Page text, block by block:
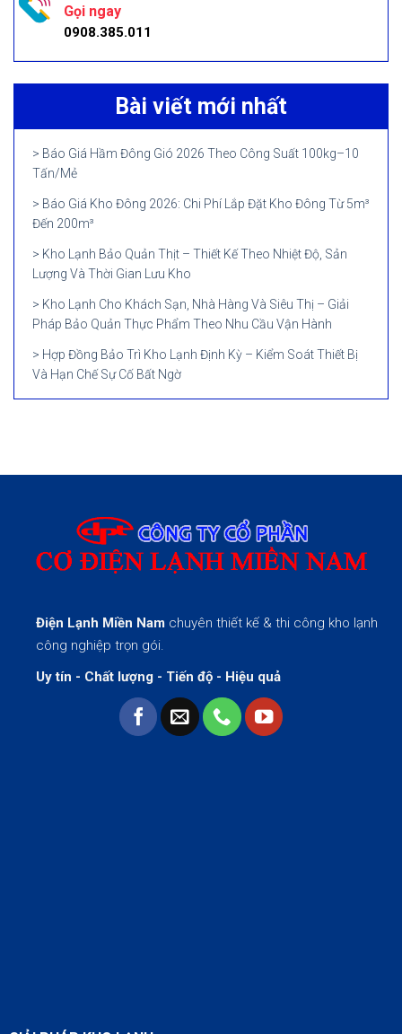
Gọi ngay
0908.385.011
Bài viết mới nhất
Báo Giá Hầm Đông Gió 2026 Theo Công Suất 100kg–10
Tấn/Mẻ
Báo Giá Kho Đông 2026: Chi Phí Lắp Đặt Kho Đông Từ 5m³
Đến 200m³
Kho Lạnh Bảo Quản Thịt – Thiết Kế Theo Nhiệt Độ, Sản
Lượng Và Thời Gian Lưu Kho
Kho Lạnh Cho Khách Sạn, Nhà Hàng Và Siêu Thị – Giải
Pháp Bảo Quản Thực Phẩm Theo Nhu Cầu Vận Hành
Hợp Đồng Bảo Trì Kho Lạnh Định Kỳ – Kiểm Soát Thiết Bị
Và Hạn Chế Sự Cố Bất Ngờ
Điện Lạnh Miền Namchuyên thiết kế & thi công kho lạnh
công nghiệp trọn gói.
Uy tín - Chất lượng - Tiến độ - Hiệu quả